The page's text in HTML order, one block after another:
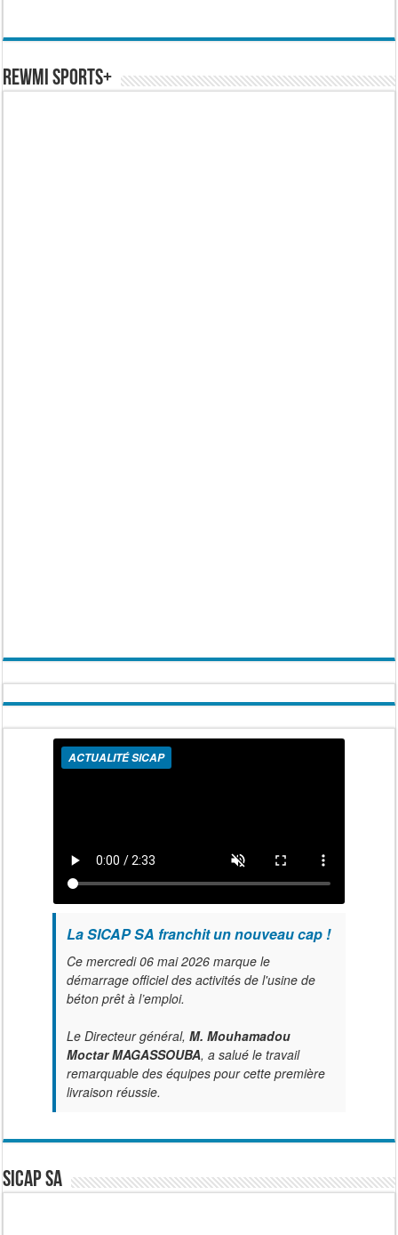
REWMI SPORTS+
ACTUALITÉ SICAP
La SICAP SA franchit un nouveau cap !
Ce mercredi 06 mai 2026 marque le
démarrage officiel des activités de l'usine de
béton prêt à l’emploi.
Le Directeur général, M. Mouhamadou
Moctar MAGASSOUBA, a salué le travail
remarquable des équipes pour cette première
livraison réussie.
SICAP SA